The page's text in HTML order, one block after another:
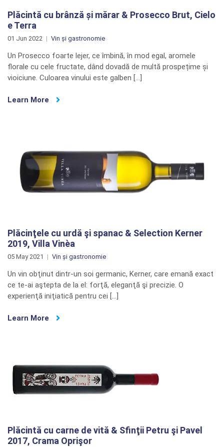
Plăcintă cu brânză și mărar & Prosecco Brut, Cielo
e Terra
01 Jun 2022 Vin și gastronomie
Un Prosecco foarte lejer, ce îmbină, în mod egal, aromele
florale cu cele fructate, dând dovadă de multă prospețime și
vioiciune. Culoarea vinului este galben […]
Learn More
Plăcinţele cu urdă şi spanac & Selection Kerner
2019, Villa Vinèa
05 May 2021 Vin și gastronomie
Un vin obţinut dintr-un soi germanic, Kerner, care emană exact
ce te-ai aştepta de la el: forţă, eleganţă şi precizie. O
experienţă iniţiatică pentru cei […]
Learn More
Plăcintă cu carne de vită & Sfinţii Petru şi Pavel
2017, Crama Oprişor